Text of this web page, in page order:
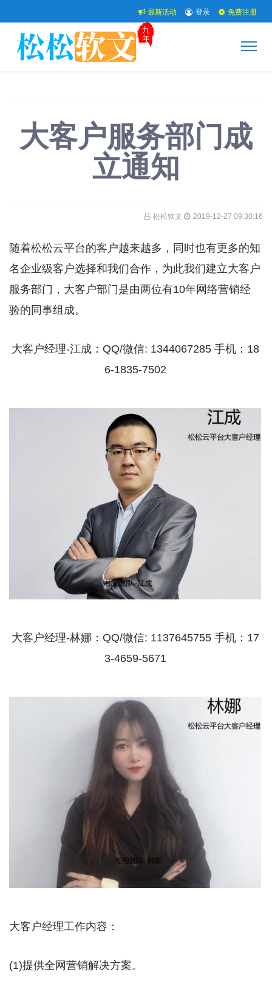
最新活动 登录 免费注册
大客户服务部门成
立通知
松松软文 2019-12-27 09:30:16
随着松松云平台的客户越来越多，同时也有更多的知
名企业级客户选择和我们合作，为此我们建立大客户
服务部门，大客户部门是由两位有10年网络营销经
验的同事组成。
大客户经理-江成：QQ/微信: 1344067285 手机：18
6-1835-7502
大客户经理-林娜：QQ/微信: 1137645755 手机：17
3-4659-5671
大客户经理工作内容：
(1)提供全网营销解决方案。